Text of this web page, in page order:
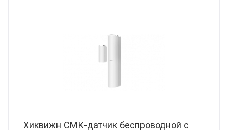
Хиквижн СМК-датчик беспроводной с